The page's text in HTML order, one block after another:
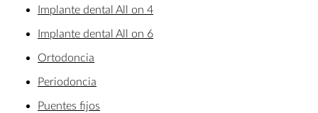
Implante dental All on 4
Implante dental All on 6
Ortodoncia
Periodoncia
Puentes fijos